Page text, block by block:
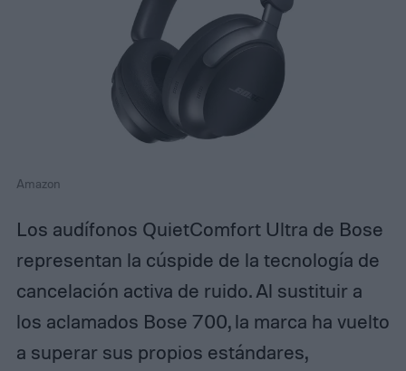
Amazon
Los audífonos QuietComfort Ultra de Bose
representan la cúspide de la tecnología de
cancelación activa de ruido. Al sustituir a
los aclamados Bose 700, la marca ha vuelto
a superar sus propios estándares,